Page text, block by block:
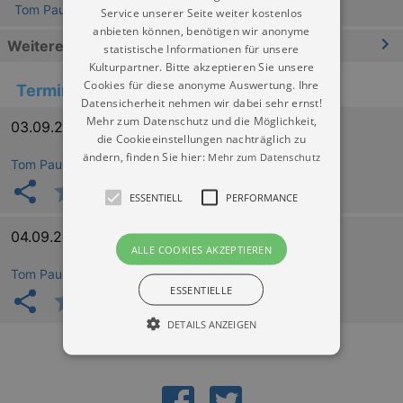
Tom Pauls Theater
Weitere Informationen
Termine
03.09.2026 19:30
Tom Pauls Theater
04.09.2026 19:30
Tom Pauls Theater
Service unserer Seite weiter kostenlos
anbieten können, benötigen wir anonyme
statistische Informationen für unsere
Kulturpartner. Bitte akzeptieren Sie unsere
Cookies für diese anonyme Auswertung. Ihre
Datensicherheit nehmen wir dabei sehr ernst!
Mehr zum Datenschutz und die Möglichkeit,
die Cookieeinstellungen nachträglich zu
ändern, finden Sie hier: Mehr zum Datenschutz
ESSENTIELL PERFORMANCE
ALLE COOKIES AKZEPTIEREN
ESSENTIELLE
DETAILS ANZEIGEN
Essentiell Performance